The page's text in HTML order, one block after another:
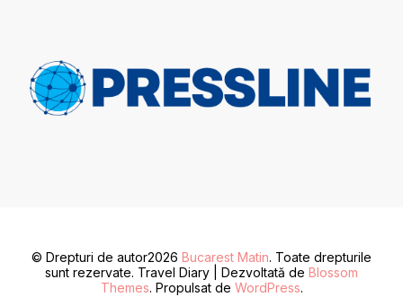
© Drepturi de autor2026 Bucarest Matin. Toate drepturile
sunt rezervate. Travel Diary | Dezvoltată de Blossom
Themes. Propulsat de WordPress.